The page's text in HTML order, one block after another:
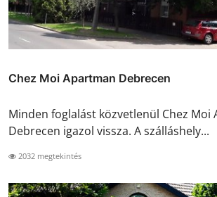
Chez Moi Apartman Debrecen
Minden foglalást közvetlenül Chez Moi
Debrecen igazol vissza. A szálláshely...
2032 megtekintés